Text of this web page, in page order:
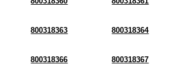
800318363 800318364
800318366 800318367